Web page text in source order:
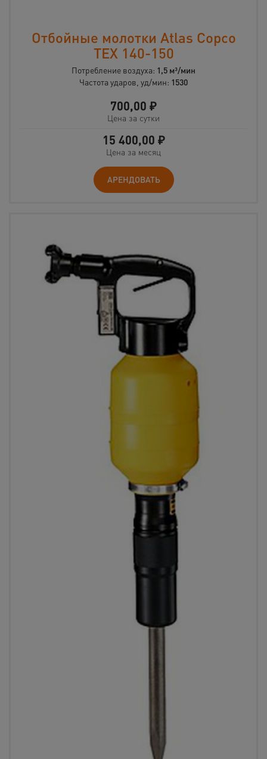
Отбойные молотки Atlas Copco
TEX 140-150
Потребление воздуха: 1,5 м³/мин
Частота ударов, уд/мин: 1530
700,00 ₽
Цена за сутки
15 400,00 ₽
Цена за месяц
АРЕНДОВАТЬ